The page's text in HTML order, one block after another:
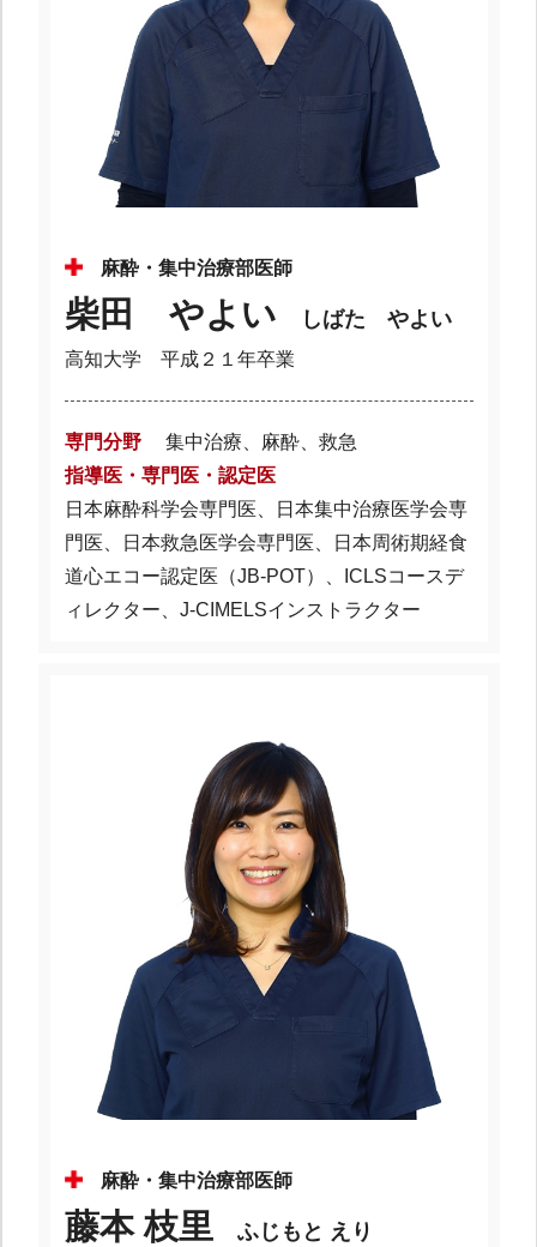
麻酔・集中治療部医師
柴田 やよい しばた やよい
高知大学 平成２１年卒業
専門分野
集中治療、麻酔、救急
指導医・専門医・認定医
日本麻酔科学会専門医、日本集中治療医学会専
門医、日本救急医学会専門医、日本周術期経食
道心エコー認定医（JB-POT）、ICLSコースデ
ィレクター、J-CIMELSインストラクター
麻酔・集中治療部医師
藤本 枝里 ふじもと えり